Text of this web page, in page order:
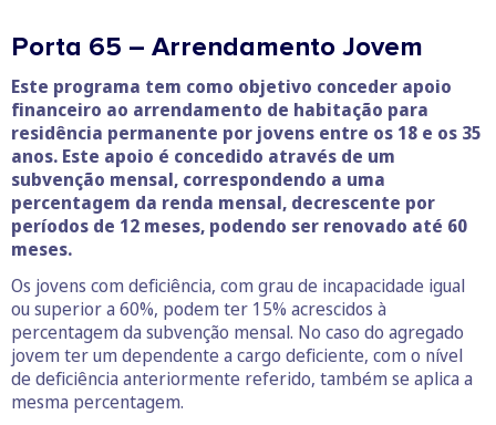
Porta 65 – Arrendamento Jovem
Este programa tem como objetivo conceder apoio
financeiro ao arrendamento de habitação para
residência permanente por jovens entre os 18 e os 35
anos. Este apoio é concedido através de um
subvenção mensal, correspondendo a uma
percentagem da renda mensal, decrescente por
períodos de 12 meses, podendo ser renovado até 60
meses.
Os jovens com deficiência, com grau de incapacidade igual
ou superior a 60%, podem ter 15% acrescidos à
percentagem da subvenção mensal. No caso do agregado
jovem ter um dependente a cargo deficiente, com o nível
de deficiência anteriormente referido, também se aplica a
mesma percentagem.